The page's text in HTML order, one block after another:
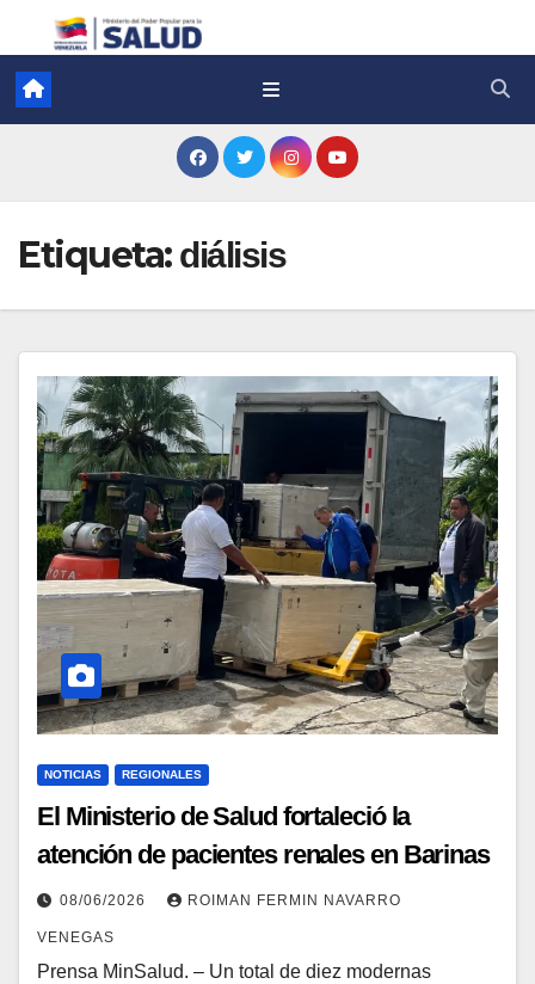
Etiqueta: diálisis
NOTICIAS REGIONALES
El Ministerio de Salud fortaleció la
atención de pacientes renales en Barinas
08/06/2026 ROIMAN FERMIN NAVARRO
VENEGAS
Prensa MinSalud. – Un total de diez modernas